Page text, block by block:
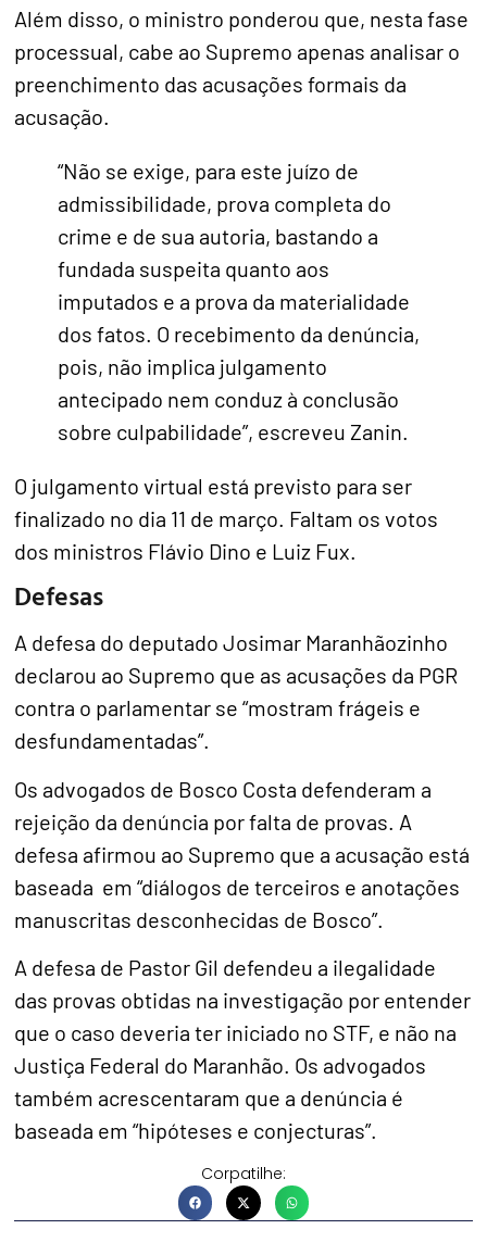
Além disso, o ministro ponderou que, nesta fase
processual, cabe ao Supremo apenas analisar o
preenchimento das acusações formais da
acusação.
“Não se exige, para este juízo de
admissibilidade, prova completa do
crime e de sua autoria, bastando a
fundada suspeita quanto aos
imputados e a prova da materialidade
dos fatos. O recebimento da denúncia,
pois, não implica julgamento
antecipado nem conduz à conclusão
sobre culpabilidade”, escreveu Zanin.
O julgamento virtual está previsto para ser
finalizado no dia 11 de março. Faltam os votos
dos ministros Flávio Dino e Luiz Fux.
Defesas
A defesa do deputado Josimar Maranhãozinho
declarou ao Supremo que as acusações da PGR
contra o parlamentar se “mostram frágeis e
desfundamentadas”.
Os advogados de Bosco Costa defenderam a
rejeição da denúncia por falta de provas. A
defesa afirmou ao Supremo que a acusação está
baseada em “diálogos de terceiros e anotações
manuscritas desconhecidas de Bosco”.
A defesa de Pastor Gil defendeu a ilegalidade
das provas obtidas na investigação por entender
que o caso deveria ter iniciado no STF, e não na
Justiça Federal do Maranhão. Os advogados
também acrescentaram que a denúncia é
baseada em “hipóteses e conjecturas”.
Corpatilhe: